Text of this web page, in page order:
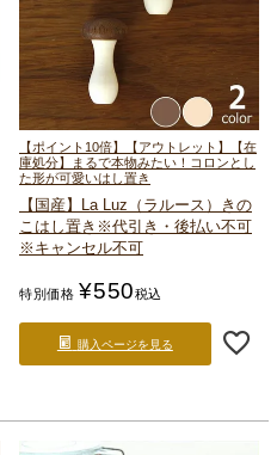
【ポイント10倍】【アウトレット】【在
庫処分】まるで本物みたい！ コロンとし
た形が可愛いはし置き
【国産】La Luz（ラルース）
きの
こはし置き ※代引き・後払い不可
※キャンセル不可
特別価格 ¥550税込
購入ページを見る